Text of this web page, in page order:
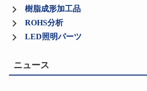
樹脂成形加工品
ROHS分析
LED照明パーツ
ニュース